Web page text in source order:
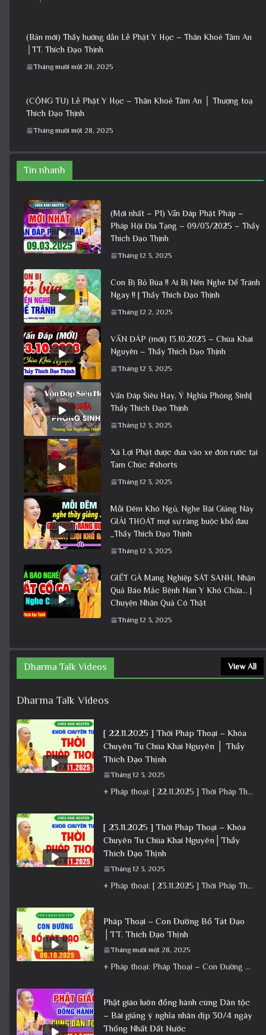
(Bản mới) Thầy hướng dẫn Lễ Phật Y Học – Thân Khoẻ Tâm An
│TT. Thích Đạo Thịnh
Tháng mười một 28, 2025
(CỘNG TU) Lễ Phật Y Học – Thân Khoẻ Tâm An │ Thượng toạ
Thích Đạo Thịnh
Tháng mười một 28, 2025
Tin nhanh
(Mới nhất – P1) Vấn Đáp Phật Pháp –
Pháp Hội Địa Tạng – 09/03/2025 – Thầy
Thích Đạo Thịnh
Tháng 12 3, 2025
Con Bị Bỏ Bùa !! Ai Bị Nên Nghe Để Tránh
Ngay !! | Thầy Thích Đạo Thịnh
Tháng 12 2, 2025
VẤN ĐÁP (mới) 13.10.2023 – Chùa Khai
Nguyên – Thầy Thích Đạo Thịnh
Tháng 12 3, 2025
Vấn Đáp Siêu Hay, Ý Nghĩa Phóng Sinh|
Thầy Thích Đạo Thịnh
Tháng 12 3, 2025
Xá Lợi Phật được đưa vào xe đón rước tại
Tam Chúc #shorts
Tháng 12 3, 2025
Mỗi Đêm Khó Ngủ, Nghe Bài Giảng Này
GIẢI THOÁT mọi sự ràng buộc khổ đau
_Thầy Thích Đạo Thịnh
Tháng 12 3, 2025
GIẾT GÀ Mang Nghiệp SÁT SANH, Nhận
Quả Báo Mắc Bệnh Nan Y Khó Chữa… |
Chuyện Nhân Quả Có Thật
Tháng 12 3, 2025
Dharma Talk Videos View All
Dharma Talk Videos
[ 22.11.2025 ] Thời Pháp Thoại – Khóa
Chuyên Tu Chùa Khai Nguyên │ Thầy
Thích Đạo Thịnh
Tháng 12 3, 2025
+ Pháp thoại: [ 22.11.2025 ] Thời Pháp Thoại – Khóa Chuyên Tu Chùa Khai Nguyên │ Thầy Thích Đạo
[ 23.11.2025 ] Thời Pháp Thoại – Khóa
Chuyên Tu Chùa Khai Nguyên│Thầy
Thích Đạo Thịnh
Tháng 12 3, 2025
+ Pháp thoại: [ 23.11.2025 ] Thời Pháp Thoại – Khóa Chuyên Tu Chùa Khai Nguyên│Thầy Thích Đạo Thịnh +
Pháp Thoại – Con Đường Bồ Tát Đạo
│TT. Thích Đạo Thịnh
Tháng mười một 28, 2025
+ Pháp thoại: Pháp Thoại – Con Đường Bồ Tát Đạo │TT. Thích Đạo Thịnh + Album: Pháp Thoại +
Phật giáo luôn đồng hành cùng Dân tộc
– Bài giảng ý nghĩa nhân dịp 30/4 ngày
Thống Nhất Đất Nước